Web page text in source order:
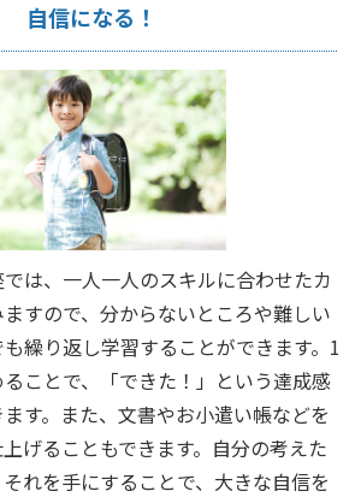
自信になる！
は、一人一人のスキルに合わせたカ
すので、分からないところや難しい
繰り返し学習することができます。1
ことで、「できた！」という達成感
す。また、文書やお小遣い帳などを
げることもできます。自分の考えた
れを手にすることで、大きな自信を